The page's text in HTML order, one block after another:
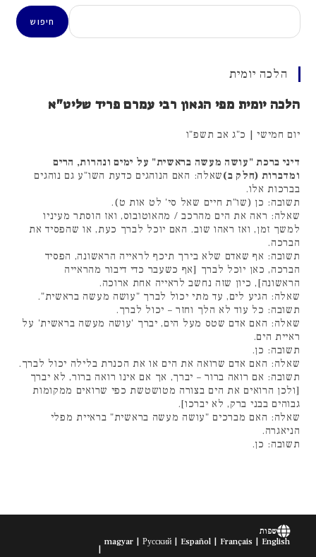
חיפוש
חיפוש
הלכה יומית
הלכה יומית מפי הגאון רבי עמרם פריד שליט"א
יום חמישי | כ"ג אב תשפ"ו
דיני ברכת "עושה מעשה בראשית" על ימים ונהרות, הרים
ומדברות (חלק ב)שאלה: האם הנוהגים כדעת השו"ע גם נוהגים
בברכות אלו.
תשובה: כן (שו"ת חיים שאל סי' לט אות ט).
שאלה: ראה את הים מהרכב / מהאוטובוס, ואז הוסתר מעיניו
למשך זמן, ואז ראהו שוב. האם יוכל לברך כעת, או שהפסיד את
הברכה.
תשובה: אף שאדם שלא בירך תיכף לראייה הראשונה, הפסיד
הברכה, כאן יוכל לברך [אף כשעבר כדי דיבור מהראייה
הראשונה], כיון שזה נחשב לראייה אחת ארוכה.
שאלה: הגיע לים, עד מתי יכול לברך "עושה מעשה בראשית".
תשובה: כל עוד לא הלך וחזר – יכול לברך.
שאלה: האם אדם שטס מעל הים, יברך 'עושה מעשה בראשית' על
ראיית הים.
תשובה: כן.
שאלה: האם אדם שרואה את הים או את הכנרת בלילה יכול לברך.
תשובה: אם רואה ברור – יברך, אך אם אינו רואה ברור, לא יברך
[ולכן הרואים את הים בצורה מטושטשת כפי שרואים ממקומות
גבוהים בבני ברק, לא יברכו].
שאלה: האם מברכים "עושה מעשה בראשית" בראיית מפלי
הניאגרה.
תשובה: כן.
שפות
English
Français
Español
Русский
magyar